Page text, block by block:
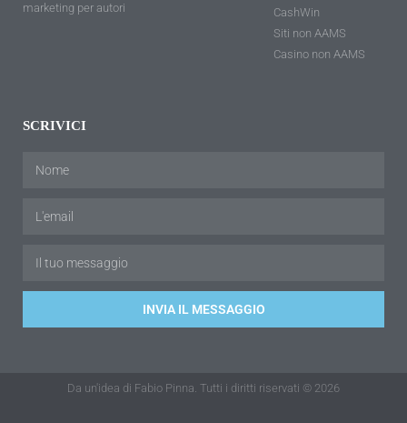
marketing per autori
CashWin
Siti non AAMS
Casino non AAMS
SCRIVICI
INVIA IL MESSAGGIO
Da un'idea di Fabio Pinna. Tutti i diritti riservati © 2026